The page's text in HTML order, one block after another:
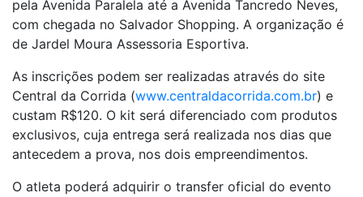
pela Avenida Paralela até a Avenida Tancredo Neves,
com chegada no Salvador Shopping. A organização é
de Jardel Moura Assessoria Esportiva.
As inscrições podem ser realizadas através do site
Central da Corrida (www.centraldacorrida.com.br) e
custam R$120. O kit será diferenciado com produtos
exclusivos, cuja entrega será realizada nos dias que
antecedem a prova, nos dois empreendimentos.
O atleta poderá adquirir o transfer oficial do evento